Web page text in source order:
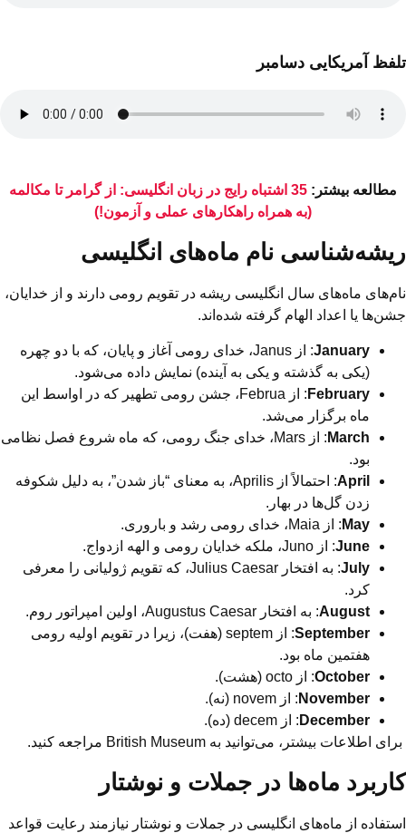
تلفظ آمریکایی دسامبر
مطالعه بیشتر:
35 اشتباه رایج در زبان انگلیسی: از گرامر تا مکالمه
(به همراه راهکارهای عملی و آزمون!)
ریشه‌شناسی نام ماه‌های انگلیسی
نام‌های ماه‌های سال انگلیسی ریشه در تقویم رومی دارند و از خدایان،
جشن‌ها یا اعداد الهام گرفته شده‌اند.
January
: از Janus، خدای رومی آغاز و پایان، که با دو چهره
(یکی به گذشته و یکی به آینده) نمایش داده می‌شود.
February
: از Februa، جشن رومی تطهیر که در اواسط این
ماه برگزار می‌شد.
March
: از Mars، خدای جنگ رومی، که ماه شروع فصل نظامی
بود.
April
: احتمالاً از Aprilis، به معنای “باز شدن”، به دلیل شکوفه
زدن گل‌ها در بهار.
May : از Maia، خدای رومی رشد و باروری.
June: از Juno، ملکه خدایان رومی و الهه ازدواج.
July
: به افتخار Julius Caesar، که تقویم ژولیانی را معرفی
کرد.
August: به افتخار Augustus Caesar، اولین امپراتور روم.
September
: از septem (هفت)، زیرا در تقویم اولیه رومی
هفتمین ماه بود.
October: از octo (هشت).
November : از novem (نه).
December : از decem (ده).
برای اطلاعات بیشتر، می‌توانید به British Museum مراجعه کنید.
کاربرد ماه‌ها در جملات و نوشتار
استفاده از ماه‌های انگلیسی در جملات و نوشتار نیازمند رعایت قواعد